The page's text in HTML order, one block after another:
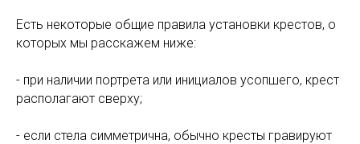
Есть некоторые общие правила установки крестов, о
которых мы расскажем ниже:
- при наличии портрета или инициалов усопшего, крест
располагают сверху;
- если стела симметрична, обычно кресты гравируют